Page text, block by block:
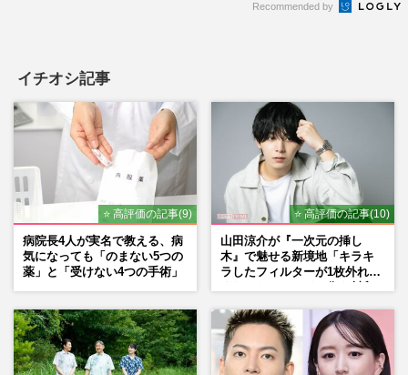
Recommended by
イチオシ記事
⭐ 高評価の記事(9)
病院長4人が実名で教える、病
気になっても「のまない5つの
薬」と「受けない4つの手術」
⭐ 高評価の記事(10)
山田涼介が『一次元の挿し
木』で魅せる新境地「キラキ
ラしたフィルターが1枚外れて